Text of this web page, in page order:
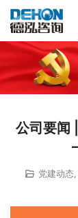
公司要闻
党建动态,